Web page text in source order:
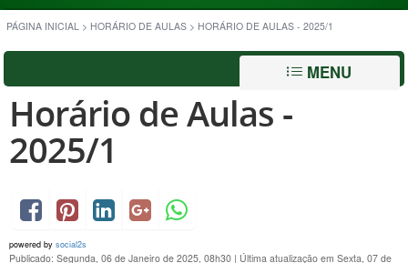
PÁGINA INICIAL > HORÁRIO DE AULAS > HORÁRIO DE AULAS - 2025/1
MENU
Horário de Aulas -
2025/1
powered by social2s
Publicado: Segunda, 06 de Janeiro de 2025, 08h30 | Última atualização em Sexta, 07 de